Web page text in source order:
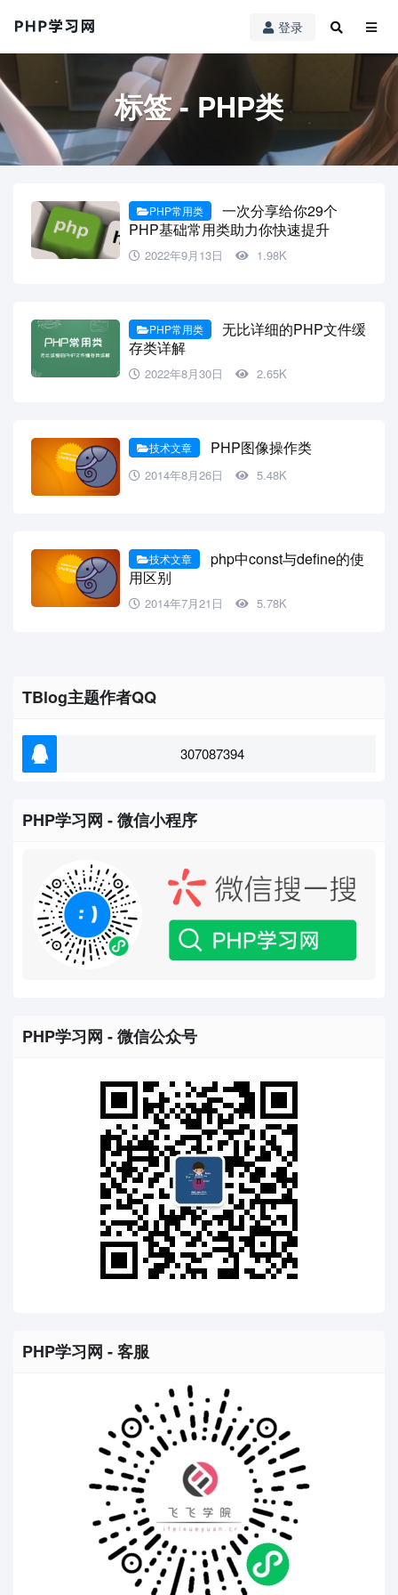
登录
标签 - PHP类
PHP常用类
一次分享给你29个
PHP基础常用类助力你快速提升
2022年9月13日 1.98K
PHP常用类
无比详细的PHP文件缓
存类详解
2022年8月30日 2.65K
技术文章 PHP图像操作类
2014年8月26日 5.48K
技术文章
php中const与define的使
用区别
2014年7月21日 5.78K
TBlog主题作者QQ
307087394
PHP学习网 - 微信小程序
PHP学习网 - 微信公众号
PHP学习网 - 客服